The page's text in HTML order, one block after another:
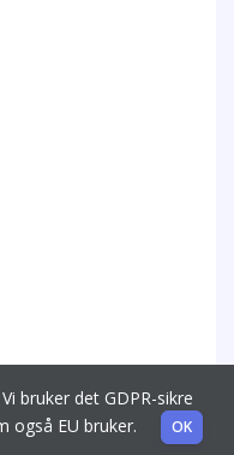
bruker det GDPR-sikre
også EU bruker.
OK